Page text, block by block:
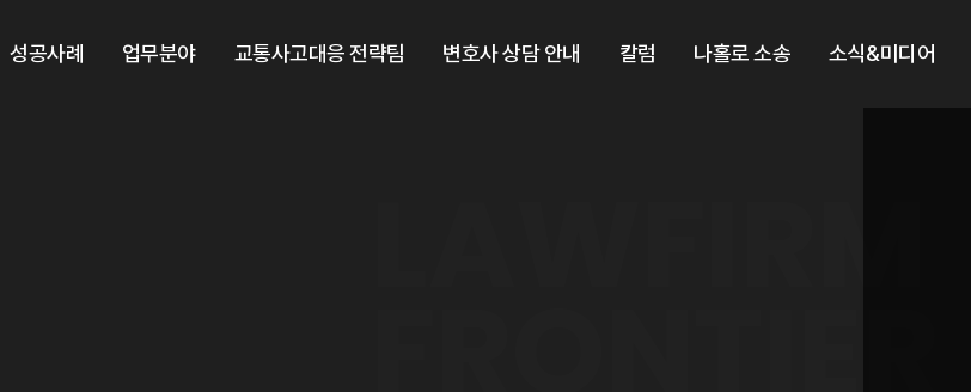
성공사례 업무분야 교통사고대응 전략팀 변호사 상담 안내 칼럼 나홀로 소송 소식&미디어